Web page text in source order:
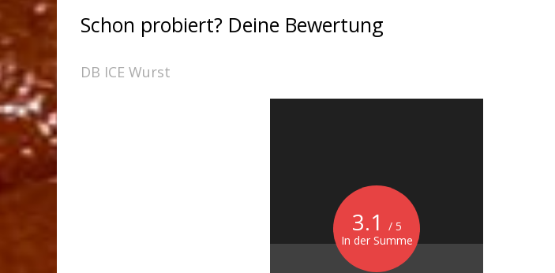
Schon probiert? Deine Bewertung
DB ICE Wurst
3.1
/ 5
In der Summe